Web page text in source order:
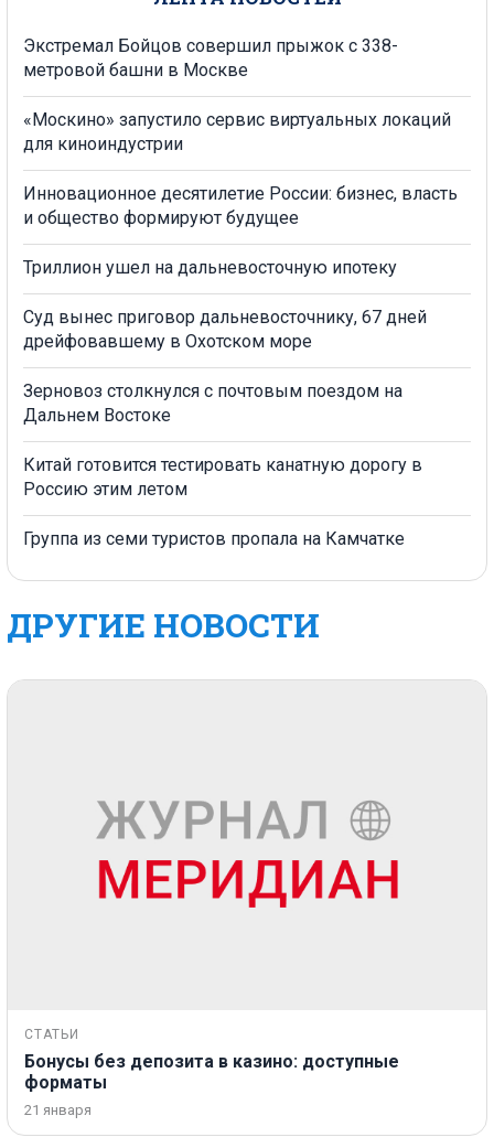
Экстремал Бойцов совершил прыжок с 338-
метровой башни в Москве
«Москино» запустило сервис виртуальных локаций
для киноиндустрии
Инновационное десятилетие России: бизнес, власть
и общество формируют будущее
Триллион ушел на дальневосточную ипотеку
Суд вынес приговор дальневосточнику, 67 дней
дрейфовавшему в Охотском море
Зерновоз столкнулся с почтовым поездом на
Дальнем Востоке
Китай готовится тестировать канатную дорогу в
Россию этим летом
Группа из семи туристов пропала на Камчатке
ДРУГИЕ НОВОСТИ
СТАТЬИ
Бонусы без депозита в казино: доступные
форматы
21 января